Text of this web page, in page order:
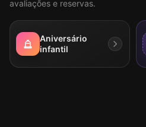
avaliações e reservas.
Aniversário
infantil